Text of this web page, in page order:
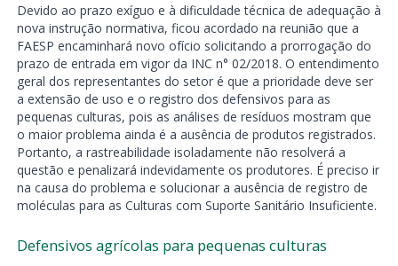
Devido ao prazo exíguo e à dificuldade técnica de adequação à
nova instrução normativa, ficou acordado na reunião que a
FAESP encaminhará novo ofício solicitando a prorrogação do
prazo de entrada em vigor da INC n° 02/2018. O entendimento
geral dos representantes do setor é que a prioridade deve ser
a extensão de uso e o registro dos defensivos para as
pequenas culturas, pois as análises de resíduos mostram que
o maior problema ainda é a ausência de produtos registrados.
Portanto, a rastreabilidade isoladamente não resolverá a
questão e penalizará indevidamente os produtores. É preciso ir
na causa do problema e solucionar a ausência de registro de
moléculas para as Culturas com Suporte Sanitário Insuficiente.
Defensivos agrícolas para pequenas culturas